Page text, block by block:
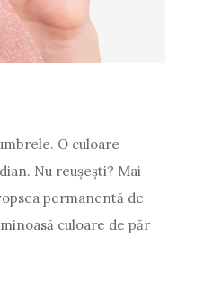
O culoare
Nu reușești? Mai
permanentă de
culoare de păr